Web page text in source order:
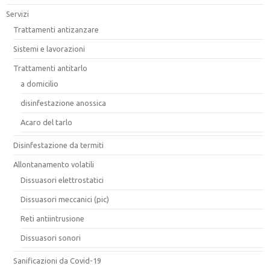
Servizi
Trattamenti antizanzare
Sistemi e lavorazioni
Trattamenti antitarlo
a domicilio
disinfestazione anossica
Acaro del tarlo
Disinfestazione da termiti
Allontanamento volatili
Dissuasori elettrostatici
Dissuasori meccanici (pic)
Reti antiintrusione
Dissuasori sonori
Sanificazioni da Covid-19